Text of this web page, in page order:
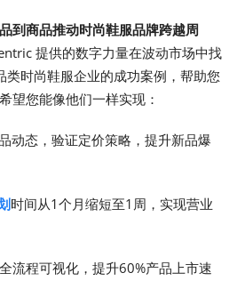
品到商品推动时尚鞋服品牌跨越周
提供的数字力量在波动市场中找
时尚鞋服企业的成功案例，帮助您
望您能像他们一样实现：
动态，验证定价策略，提升新品爆
时间从1个月缩短至1周，实现营业
流程可视化，提升60%产品上市速